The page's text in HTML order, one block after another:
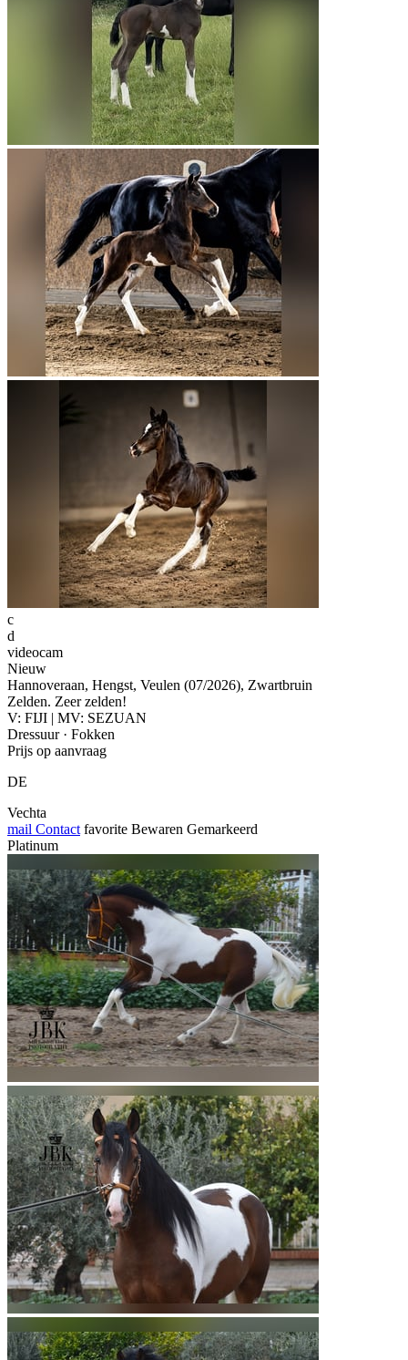
c
d
videocam
Nieuw
Hannoveraan, Hengst, Veulen (07/2026), Zwartbruin
Zelden. Zeer zelden!
V: FIJI | MV: SEZUAN
Dressuur · Fokken
Prijs op aanvraag
DE
Vechta
mail Contact favorite Bewaren Gemarkeerd
Platinum